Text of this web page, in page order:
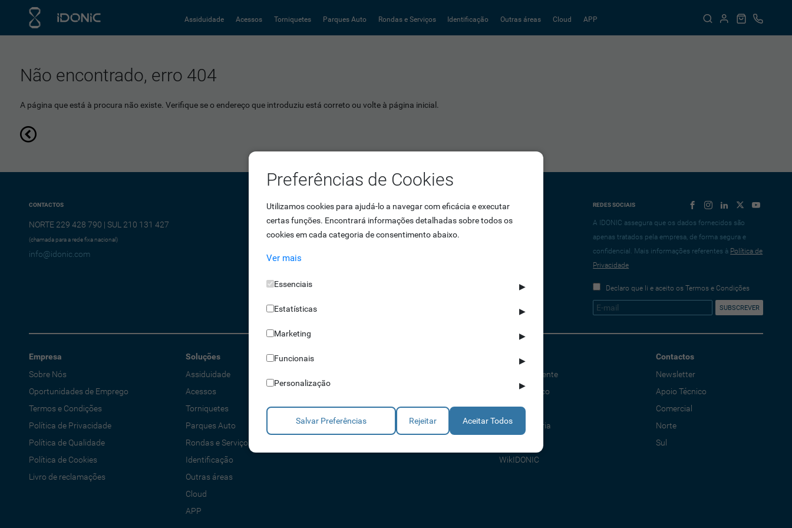
Assiduidade Acessos Torniquetes Parques Auto Rondas e Serviços Identificação Outras áreas Cloud APP
Não encontrado, erro 404
A página que está à procura não existe. Verifique se o endereço que introduziu está correto ou volte à página inicial.
CONTACTOS
NORTE 229 428 790 | SUL 210 131 427
(chamada para a rede fixa nacional)
info@idonic.com
REDES SOCIAIS
A IDONIC assegura que os dados fornecidos são
apenas tratados pela empresa, de forma segura e
confidencial. Mais informações referentes à Política de
Privacidade
Declaro que li e aceito os Termos e Condições
Empresa
Sobre Nós
Oportunidades de Emprego
Termos e Condições
Política de Privacidade
Política de Qualidade
Política de Cookies
Livro de reclamações
Soluções
Assiduidade
Acessos
Torniquetes
Parques Auto
Rondas e Serviços
Identificação
Outras áreas
Cloud
APP
Integradores
Ajuda
Apoio ao Cliente
Apoio Técnico
Comercial
Consultadoria
WikIDONIC
Contactos
Newsletter
Apoio Técnico
Comercial
Norte
Sul
Preferências de Cookies
Utilizamos cookies para ajudá-lo a navegar com eficácia e executar
certas funções. Encontrará informações detalhadas sobre todos os
cookies em cada categoria de consentimento abaixo.
Ver mais
Essenciais ▶
Estatísticas ▶
Marketing ▶
Funcionais ▶
Personalização ▶
Salvar Preferências Rejeitar Aceitar Todos